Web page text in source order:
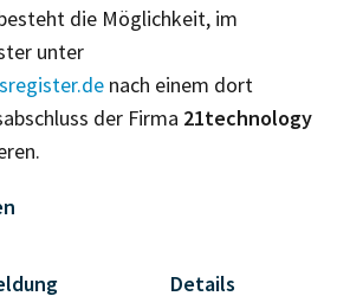
die Möglichkeit, im
unter
nach einem dort
der Firma 21technology
Details